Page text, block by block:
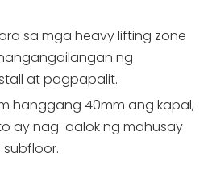
sa mga heavy lifting zone
ng
at pagpapalit.
hanggang 40mm ang kapal,
ay nag-aalok ng mahusay